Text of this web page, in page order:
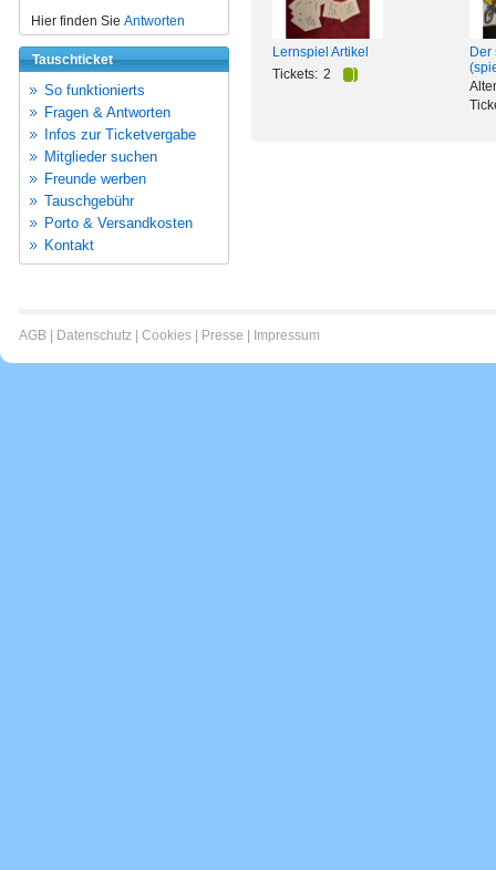
Hier finden Sie Antworten
Tauschticket
So funktionierts
Fragen & Antworten
Infos zur Ticketvergabe
Mitglieder suchen
Freunde werben
Tauschgebühr
Porto & Versandkosten
Kontakt
Lernspiel Artikel
Tickets: 2
Der
AGB Datenschutz Cookies Presse Impressum